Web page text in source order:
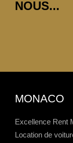
NOUS...
MONACO
Excellence Rent
Location de